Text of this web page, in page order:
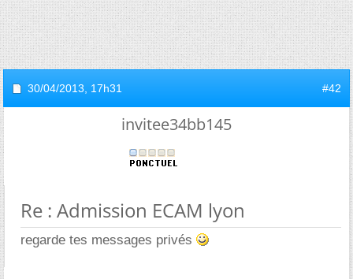
30/04/2013, 17h31 #42
invitee34bb145
Re : Admission ECAM lyon
regarde tes messages privés